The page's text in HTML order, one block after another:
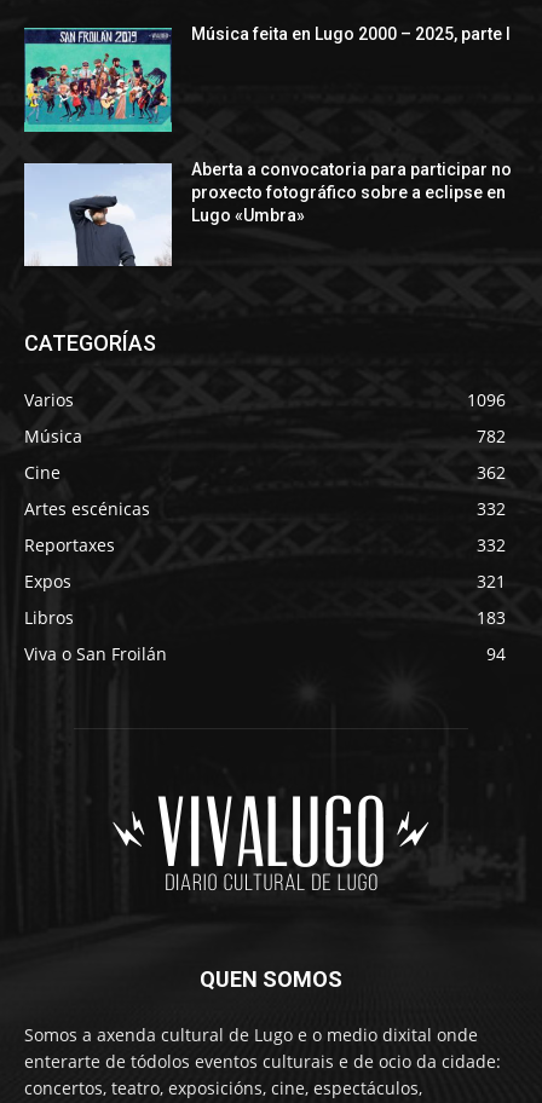
Música feita en Lugo 2000 – 2025, parte I
Aberta a convocatoria para participar no
proxecto fotográfico sobre a eclipse en
Lugo «Umbra»
CATEGORÍAS
Varios
1096
Música
782
Cine
362
Artes escénicas
332
Reportaxes
332
Expos
321
Libros
183
Viva o San Froilán
94
QUEN SOMOS
Somos a axenda cultural de Lugo e o medio dixital onde
enterarte de tódolos eventos culturais e de ocio da cidade:
concertos, teatro, exposicións, cine, espectáculos,